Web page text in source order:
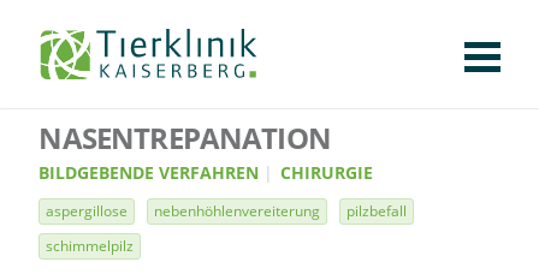
KLINIK
CHIRURGIE
AUGENHEILKUNDE
KARDIOLOGIE
BILDGEBUNG
INNERE MEDIZIN
WEITERE
AKTUELLES
KARRIERE
VERANSTALTUNGEN
PUBLIKATIONEN
DOWNLOADS
LEXIKON
Tierklinik
Kaiserberg
NASENTREPANATION
BILDGEBENDE VERFAHREN CHIRURGIE
aspergillose nebenhöhlenvereiterung
pilzbefall
schimmelpilz